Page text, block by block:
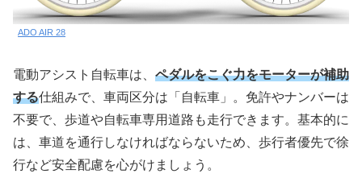
ADO AIR 28
電動アシスト自転車は、 ペダルをこぐ力をモーターが補助
する仕組みで、車両区分は「自転車」。免許やナンバーは
不要で、歩道や自転車専用道路も走行できます。基本的に
は、車道を通行しなければならないため、歩行者優先で徐
行など安全配慮を心がけましょう。